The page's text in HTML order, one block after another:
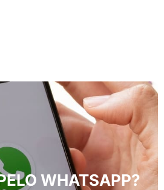
WHATSAPP?